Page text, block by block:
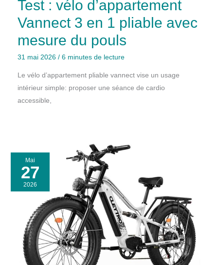
Test : vélo d’appartement
Vannect 3 en 1 pliable avec
mesure du pouls
31 mai 2026 / 6 minutes de lecture
Le vélo d’appartement pliable vannect vise un usage
intérieur simple: proposer une séance de cardio
accessible,
Mai
27
2026